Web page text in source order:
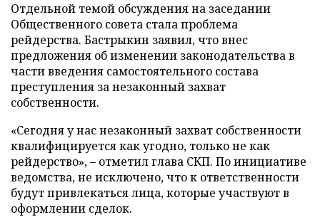
Отдельной темой обсуждения на заседании
Общественного совета стала проблема
рейдерства. Бастрыкин заявил, что внес
предложения об изменении законодательства в
части введения самостоятельного состава
преступления за незаконный захват
собственности.
«Сегодня у нас незаконный захват собственности
квалифицируется как угодно, только не как
рейдерство», – отметил глава СКП. По инициативе
ведомства, не исключено, что к ответственности
будут привлекаться лица, которые участвуют в
оформлении сделок.